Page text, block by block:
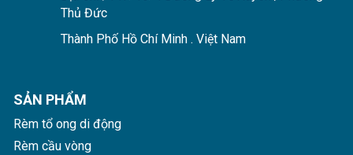
Thủ Đức
Thành Phố Hồ Chí Minh . Việt Nam
SẢN PHẨM
Rèm tổ ong di động
Rèm cầu vòng